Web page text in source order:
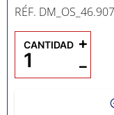
RÉF.
CANTIDAD
−
+